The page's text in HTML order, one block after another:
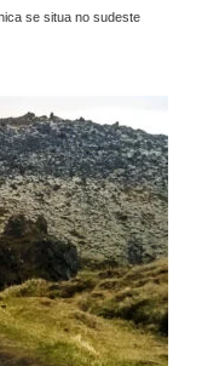
se situa no sudeste